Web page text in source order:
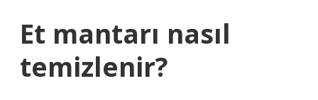
Et mantarı nasıl
temizlenir?